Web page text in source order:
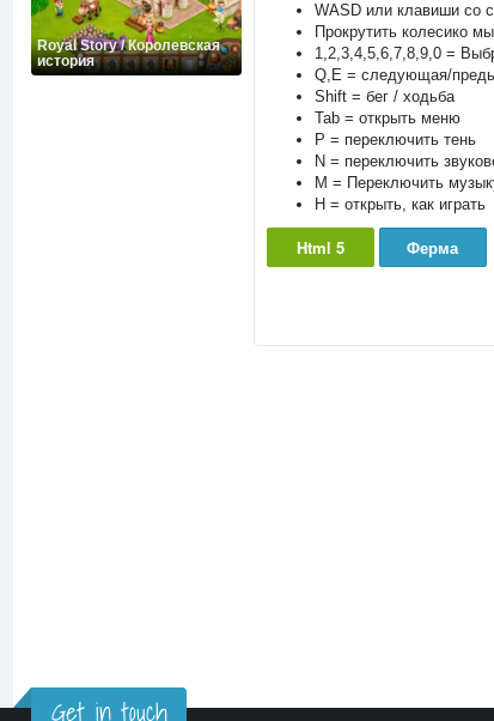
Royal Story / Королевская
история
WASD или клавиши со
Прокрутить колесико
1,2,3,4,5,6,7,8,9,0 =
Q,E = следующая/
Shift = бег / ходьба
Tab = открыть меню
P = переключить тень
N = переключить
M = Переключить
H = открыть, как играть
Html 5 Ферма
Get in touch